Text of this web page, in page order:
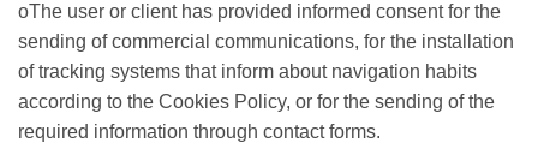
oThe user or client has provided informed consent for the
sending of commercial communications, for the installation
of tracking systems that inform about navigation habits
according to the Cookies Policy, or for the sending of the
required information through contact forms.